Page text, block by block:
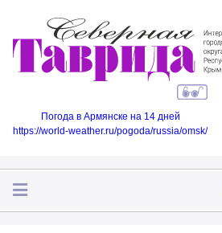
Погода в Армянске на 14 дней
https://world-weather.ru/pogoda/russia/omsk/